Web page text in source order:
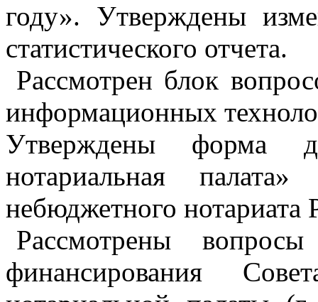
году». Утверждены
статистического отчета.
Рассмотрен блок
информационных
Утверждены форма
нотариальная
небюджетного нотариата
Рассмотрены
финансирования